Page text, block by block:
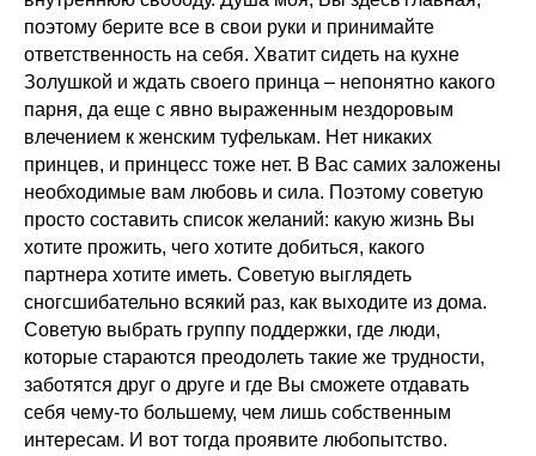
поэтому берите все в свои руки и принимайте
ответственность на себя. Хватит сидеть на кухне
Золушкой и ждать своего принца – непонятно какого
парня, да еще с явно выраженным нездоровым
влечением к женским туфелькам. Нет никаких
принцев, и принцесс тоже нет. В Вас самих заложены
необходимые вам любовь и сила. Поэтому советую
просто составить список желаний: какую жизнь Вы
хотите прожить, чего хотите добиться, какого
партнера хотите иметь. Советую выглядеть
сногсшибательно всякий раз, как выходите из дома.
Советую выбрать группу поддержки, где люди,
которые стараются преодолеть такие же трудности,
заботятся друг о друге и где Вы сможете отдавать
себя чему-то большему, чем лишь собственным
интересам. И вот тогда проявите любопытство.